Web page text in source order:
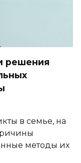
решения
в семье, на
методы их